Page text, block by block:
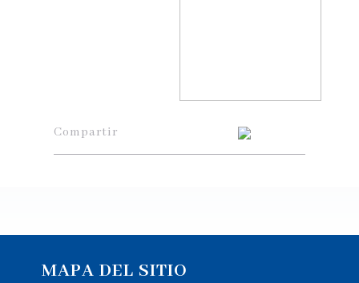
Compartir
MAPA DEL SITIO